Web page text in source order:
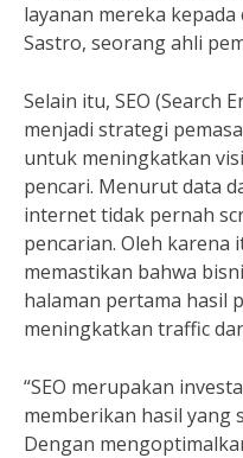
layanan mereka
Sastro, seorang ahli
Selain itu, SEO (Search
menjadi strategi
untuk meningkatkan
pencari. Menurut data
internet tidak pernah
pencarian. Oleh
memastikan bahwa
halaman pertama hasil
meningkatkan traffic
“SEO merupakan
memberikan hasil yang
Dengan